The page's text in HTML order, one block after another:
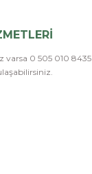
varsa 0 505 010 8435